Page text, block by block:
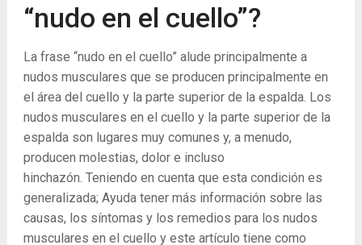
“nudo en el cuello”?
La frase “nudo en el cuello” alude principalmente a
nudos musculares que se producen principalmente en
el área del cuello y la parte superior de la espalda. Los
nudos musculares en el cuello y la parte superior de la
espalda son lugares muy comunes y, a menudo,
producen molestias, dolor e incluso
hinchazón. Teniendo en cuenta que esta condición es
generalizada; Ayuda tener más información sobre las
causas, los síntomas y los remedios para los nudos
musculares en el cuello y este artículo tiene como